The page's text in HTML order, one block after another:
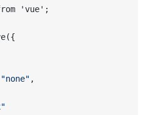
'vue';
"none" ,